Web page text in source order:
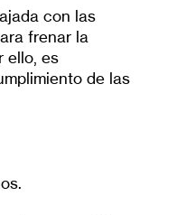
con las
frenar la
ello, es
de las